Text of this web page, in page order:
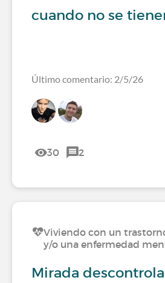
cuando no se
Último comentario: 2/5/26
30 2
Viviendo con un
y/o una enfermedad
Mirada